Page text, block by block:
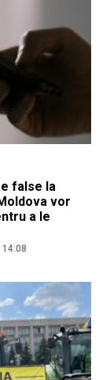
false la
vor
a le